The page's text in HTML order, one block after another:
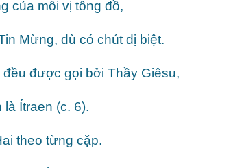
của mỗi vị tông đồ,
Mừng, dù có chút dị biệt.
được gọi bởi Thầy Giêsu,
Ítraen (c. 6).
theo từng cặp.